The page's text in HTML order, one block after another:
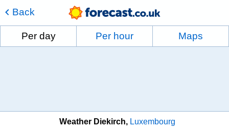
Back
Per day Per hour Maps
Weather Diekirch Luxembourg